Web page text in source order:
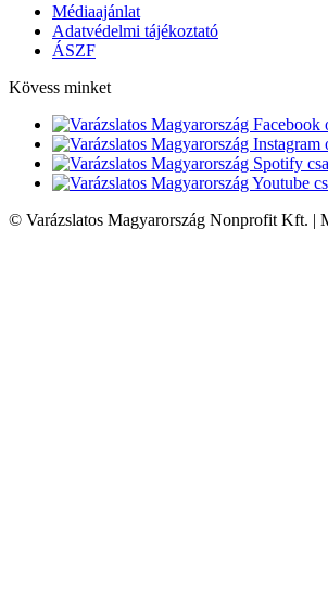
Médiaajánlat
Adatvédelmi tájékoztató
ÁSZF
Kövess minket
© Varázslatos Magyarország Nonprofit Kft. |